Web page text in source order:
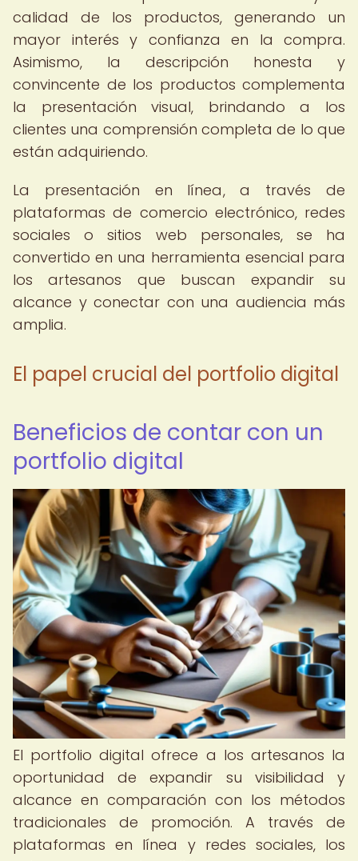
calidad de los productos, generando un
mayor interés y confianza en la compra.
Asimismo, la descripción honesta y
convincente de los productos complementa
la presentación visual, brindando a los
clientes una comprensión completa de lo que
están adquiriendo.
La presentación en línea, a través de
plataformas de comercio electrónico, redes
sociales o sitios web personales, se ha
convertido en una herramienta esencial para
los artesanos que buscan expandir su
alcance y conectar con una audiencia más
amplia.
El papel crucial del portfolio digital
Beneficios de contar con un
portfolio digital
El portfolio digital ofrece a los artesanos la
oportunidad de expandir su visibilidad y
alcance en comparación con los métodos
tradicionales de promoción. A través de
plataformas en línea y redes sociales, los